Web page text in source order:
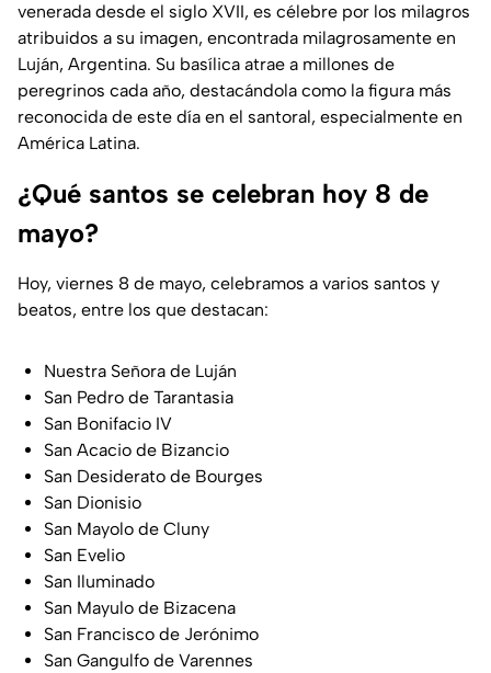
venerada desde el siglo XVII, es célebre por los milagros
atribuidos a su imagen, encontrada milagrosamente en
Luján, Argentina. Su basílica atrae a millones de
peregrinos cada año, destacándola como la figura más
reconocida de este día en el santoral, especialmente en
América Latina.
¿Qué santos se celebran hoy 8 de
mayo?
Hoy, viernes 8 de mayo, celebramos a varios santos y
beatos, entre los que destacan:
Nuestra Señora de Luján
San Pedro de Tarantasia
San Bonifacio IV
San Acacio de Bizancio
San Desiderato de Bourges
San Dionisio
San Mayolo de Cluny
San Evelio
San Iluminado
San Mayulo de Bizacena
San Francisco de Jerónimo
San Gangulfo de Varennes